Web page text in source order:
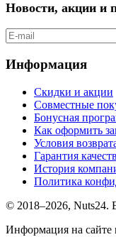
Новости, акции и
Информация
Скидки и акции
Совместные
Бонусная
Как оформить
Условия
Гарантия
История
Политика
© 2018–2026, Nuts24.
Информация на сайте